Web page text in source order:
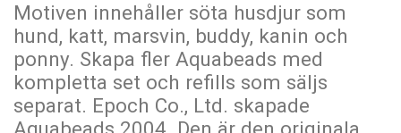
Motiven innehåller söta husdjur som
hund, katt, marsvin, buddy, kanin och
ponny. Skapa fler Aquabeads med
kompletta set och refills som säljs
separat. Epoch Co., Ltd. skapade